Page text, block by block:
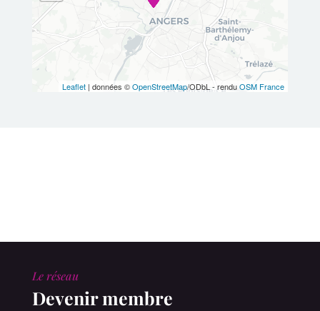
Leaflet | données ©OpenStreetMap/ODbL - renduOSM France
Le réseau
Devenir membre